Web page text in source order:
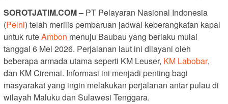
SOROTJATIM.COM – PT Pelayaran Nasional Indonesia
(Pelni) telah merilis pembaruan jadwal keberangkatan kapal
untuk ruteAmbon menuju Baubau yang berlaku mulai
tanggal 6 Mei 2026. Perjalanan laut ini dilayani oleh
beberapa armada utama seperti KM Leuser, KM Labobar,
dan KM Ciremai. Informasi ini menjadi penting bagi
masyarakat yang ingin melakukan perjalanan antar pulau di
wilayah Maluku dan Sulawesi Tenggara.